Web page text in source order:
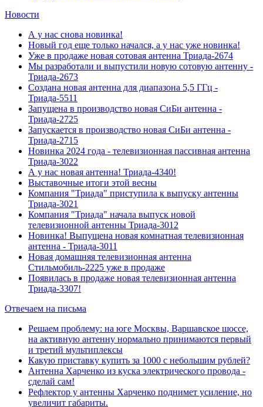
Новости
А у нас снова новинка!
Новый год еще только начался, а у нас уже новинка!
Уже в продаже новая сотовая антенна Триада-2674
Мы разработали и выпустили новую сотовую антенну -
Триада-2673
Создана новая антенна для диапазона 5,5 ГГц -
Триада-5511
Запущена в производство новая СиБи антенна -
Триада-2725
Запускается в производство новая СиБи антенна -
Триада-2715
Новинка 2024 года - телевизионная пассивная антенна
Триада-3022
А у нас новая антенна! Триада-4340!
Выставочные итоги этой весны
Компания "Триада" приступила к выпуску антенны
Триада-3021
Компания "Триада" начала выпуск новой
телевизионной антенны Триада-3012
Новинка! Выпущена новая комнатная телевизионная
антенна - Триада-3011
Новая домашняя телевизионная антенна
Стильмобиль-2225 уже в продаже
Появилась в продаже новая телевизионная антенна
Триада-3307!
Отвечаем на письма
Решаем проблему: на юге Москвы, Варшавское шоссе,
на активную антенну нормально принимаются первый
и третий мультиплексы
Какую приставку купить за 1000 с небольшим рублей?
Антенна Харченко из куска электрического провода -
сделай сам!
Рефлектор у антенны Харченко поднимет усиление, но
увеличит габариты.